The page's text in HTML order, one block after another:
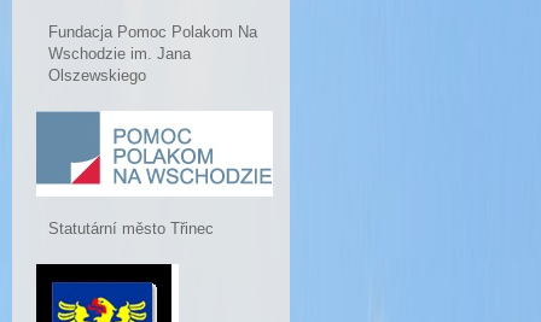
Fundacja Pomoc Polakom Na
Wschodzie im. Jana
Olszewskiego
Statutární město Třinec